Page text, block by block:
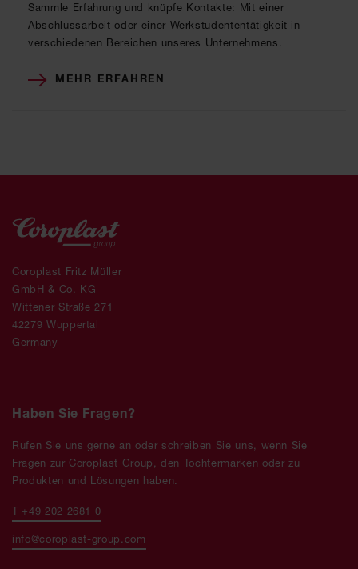
Sammle Erfahrung und knüpfe Kontakte: Mit einer
Abschlussarbeit oder einer Werkstudententätigkeit in
verschiedenen Bereichen unseres Unternehmens.
MEHR ERFAHREN
Coroplast Fritz Müller
GmbH & Co. KG
Wittener Straße 271
42279 Wuppertal
Germany
Haben Sie Fragen?
Rufen Sie uns gerne an oder schreiben Sie uns, wenn Sie
Fragen zur Coroplast Group, den Tochtermarken oder zu
Produkten und Lösungen haben.
T +49 202 2681 0
info@coroplast-group.com